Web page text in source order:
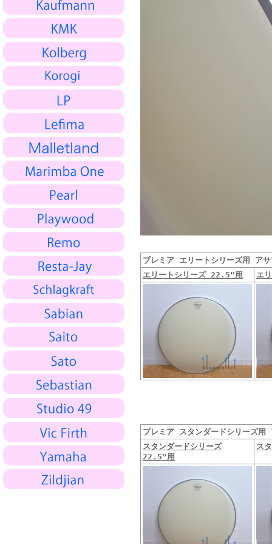
プレミア エリートシリーズ用 ア
エリートシリーズ 22.5"用
エ
プレミア スタンダードシリーズ
スタンダードシリーズ
22.5"用
ス